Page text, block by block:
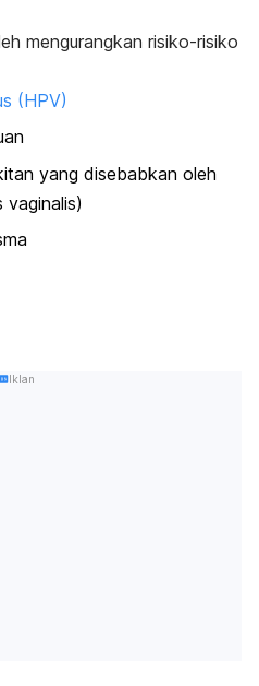
mengurangkan risiko-risiko
(HPV)
yang disebabkan oleh
vaginalis)
Iklan